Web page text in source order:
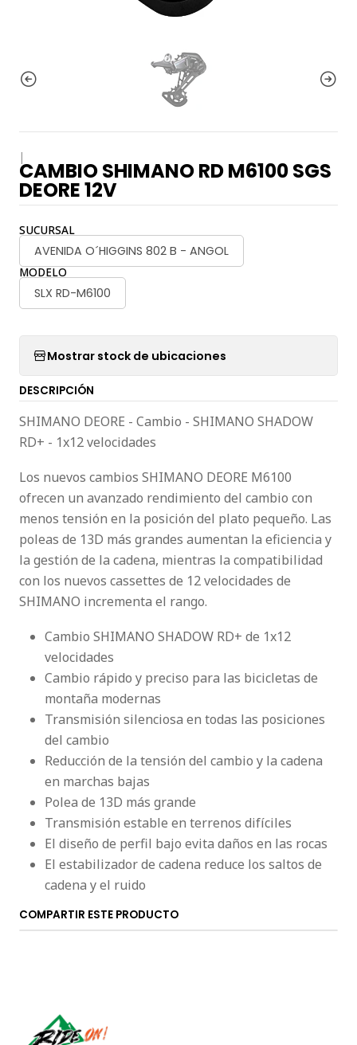
|
CAMBIO SHIMANO RD M6100 SGS
DEORE 12V
SUCURSAL
AVENIDA O´HIGGINS 802 B - ANGOL
MODELO
SLX RD-M6100
Mostrar stock de ubicaciones
DESCRIPCIÓN
SHIMANO DEORE - Cambio - SHIMANO SHADOW
RD+ - 1x12 velocidades
Los nuevos cambios SHIMANO DEORE M6100
ofrecen un avanzado rendimiento del cambio con
menos tensión en la posición del plato pequeño. Las
poleas de 13D más grandes aumentan la eficiencia y
la gestión de la cadena, mientras la compatibilidad
con los nuevos cassettes de 12 velocidades de
SHIMANO incrementa el rango.
Cambio SHIMANO SHADOW RD+ de 1x12
velocidades
Cambio rápido y preciso para las bicicletas de
montaña modernas
Transmisión silenciosa en todas las posiciones
del cambio
Reducción de la tensión del cambio y la cadena
en marchas bajas
Polea de 13D más grande
Transmisión estable en terrenos difíciles
El diseño de perfil bajo evita daños en las rocas
El estabilizador de cadena reduce los saltos de
cadena y el ruido
COMPARTIR ESTE PRODUCTO